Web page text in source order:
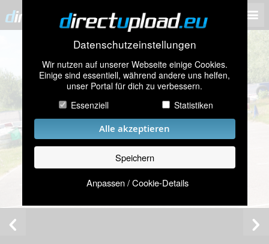
Datenschutzeinstellungen
Wir nutzen auf unserer Webseite einige Cookies.
Einige sind essentiell, während andere uns helfen,
unser Portal für dich zu verbessern.
Essenziell
Statistiken
Alle akzeptieren
Speichern
Anpassen / Cookie-Details